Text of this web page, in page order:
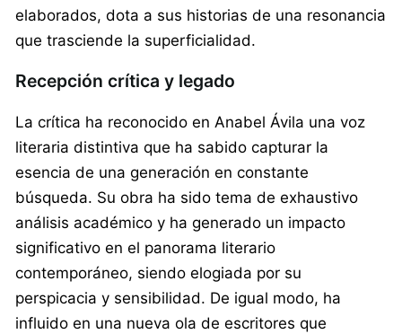
elaborados, dota a sus historias de una resonancia
que trasciende la superficialidad.
Recepción crítica y legado
La crítica ha reconocido en Anabel Ávila una voz
literaria distintiva que ha sabido capturar la
esencia de una generación en constante
búsqueda. Su obra ha sido tema de exhaustivo
análisis académico y ha generado un impacto
significativo en el panorama literario
contemporáneo, siendo elogiada por su
perspicacia y sensibilidad. De igual modo, ha
influido en una nueva ola de escritores que